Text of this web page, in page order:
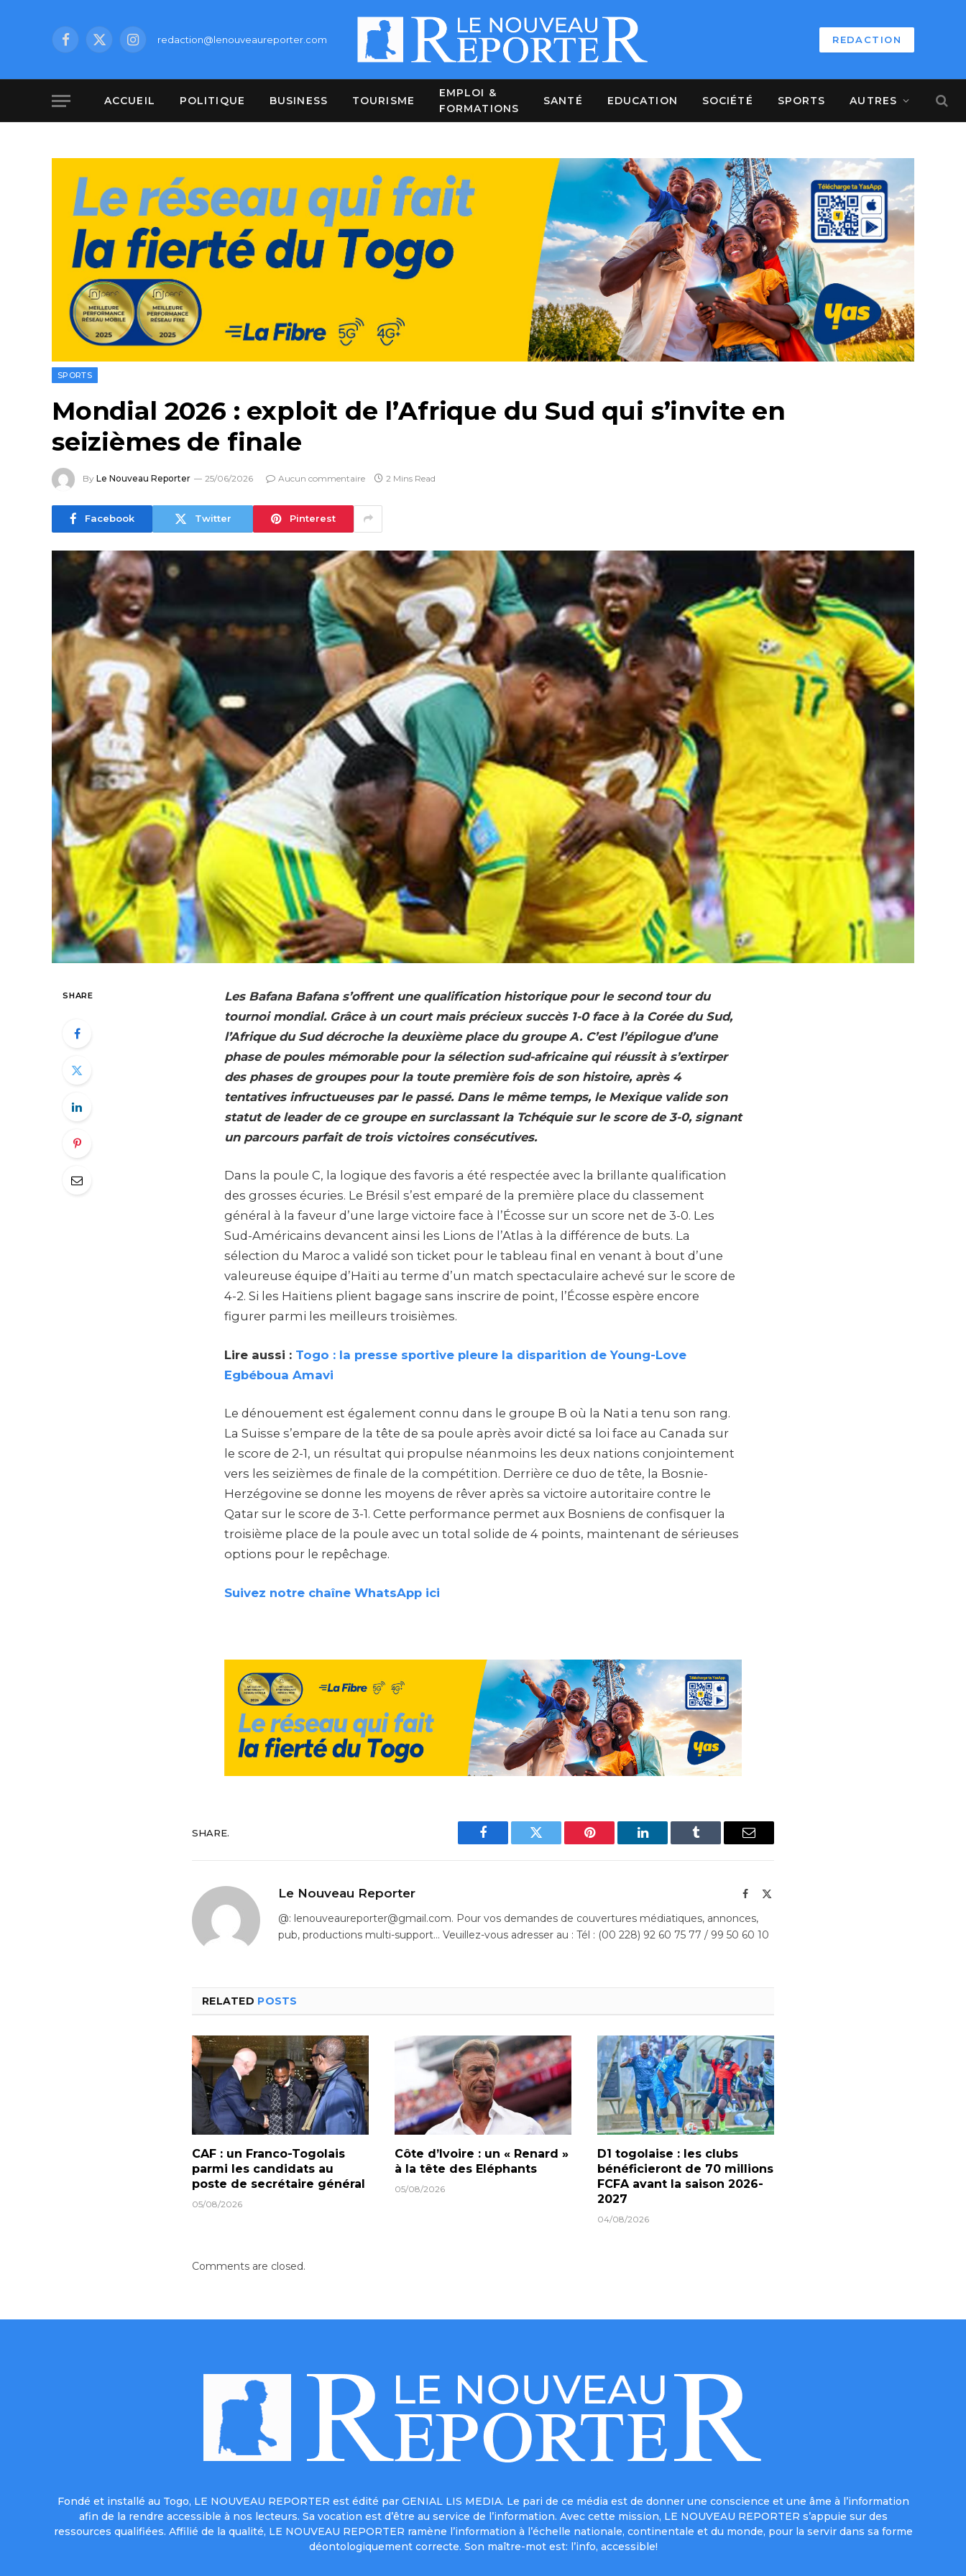
Facebook
X
Instagramredaction@lenouveaureporter.com REDACTION
ACCUEIL POLITIQUE BUSINESS TOURISME
EMPLOI &
FORMATIONS
SANTÉ EDUCATION SOCIÉTÉ SPORTS AUTRES
SPORTS
Mondial 2026 : exploit de l’Afrique du Sud qui s’invite en
seizièmes de finale
By Le Nouveau Reporter 25/06/2026 Aucun commentaire 2 Mins Read
Facebook Twitter Pinterest
SHARE
Les Bafana Bafana s’offrent une qualification historique pour le second tour du
tournoi mondial. Grâce à un court mais précieux succès 1-0 face à la Corée du Sud,
l’Afrique du Sud décroche la deuxième place du groupe A. C’est l’épilogue d’une
phase de poules mémorable pour la sélection sud-africaine qui réussit à s’extirper
des phases de groupes pour la toute première fois de son histoire, après 4
tentatives infructueuses par le passé. Dans le même temps, le Mexique valide son
statut de leader de ce groupe en surclassant la Tchéquie sur le score de 3-0, signant
un parcours parfait de trois victoires consécutives.
Dans la poule C, la logique des favoris a été respectée avec la brillante qualification
des grosses écuries. Le Brésil s’est emparé de la première place du classement
général à la faveur d’une large victoire face à l’Écosse sur un score net de 3-0. Les
Sud-Américains devancent ainsi les Lions de l’Atlas à la différence de buts. La
sélection du Maroc a validé son ticket pour le tableau final en venant à bout d’une
valeureuse équipe d’Haïti au terme d’un match spectaculaire achevé sur le score de
4-2. Si les Haïtiens plient bagage sans inscrire de point, l’Écosse espère encore
figurer parmi les meilleurs troisièmes.
Lire aussi : Togo : la presse sportive pleure la disparition de Young-Love
Egbéboua Amavi
Le dénouement est également connu dans le groupe B où la Nati a tenu son rang.
La Suisse s’empare de la tête de sa poule après avoir dicté sa loi face au Canada sur
le score de 2-1, un résultat qui propulse néanmoins les deux nations conjointement
vers les seizièmes de finale de la compétition. Derrière ce duo de tête, la Bosnie-
Herzégovine se donne les moyens de rêver après sa victoire autoritaire contre le
Qatar sur le score de 3-1. Cette performance permet aux Bosniens de confisquer la
troisième place de la poule avec un total solide de 4 points, maintenant de sérieuses
options pour le repêchage.
Suivez notre chaîne WhatsApp ici
SHARE.
Facebook Twitter Pinterest LinkedIn Tumblr Email
Le Nouveau Reporter Facebook
@: lenouveaureporter@gmail.com. Pour vos demandes de couvertures médiatiques, annonces,
pub, productions multi-support… Veuillez-vous adresser au : Tél : (00 228) 92 60 75 77 / 99 50 60 10
RELATED POSTS
CAF : un Franco-Togolais
parmi les candidats au
poste de secrétaire général
05/08/2026
Côte d’Ivoire : un « Renard »
à la tête des Eléphants
05/08/2026
D1 togolaise : les clubs
bénéficieront de 70 millions
FCFA avant la saison 2026-
2027
04/08/2026
Comments are closed.
Fondé et installé au Togo, LE NOUVEAU REPORTER est édité par GENIAL LIS MEDIA. Le pari de ce média est de donner une conscience et une âme à l’information
afin de la rendre accessible à nos lecteurs. Sa vocation est d’être au service de l’information. Avec cette mission, LE NOUVEAU REPORTER s’appuie sur des
ressources qualifiées. Affilié de la qualité, LE NOUVEAU REPORTER ramène l’information à l’échelle nationale, continentale et du monde, pour la servir dans sa forme
déontologiquement correcte. Son maître-mot est: l’info, accessible!